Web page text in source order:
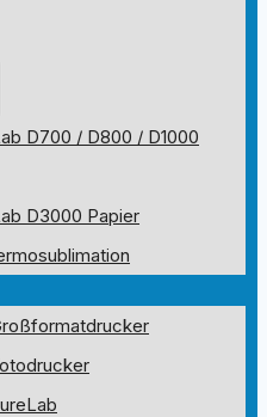
D700 / D800 / D1000
D3000 Papier